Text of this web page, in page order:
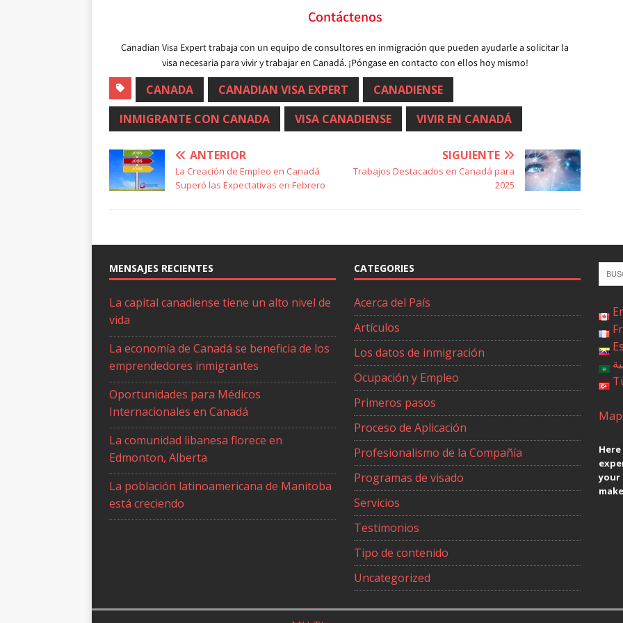
Contáctenos
Canadian Visa Expert trabaja con un equipo de consultores en inmigración que pueden ayudarle a solicitar la
visa necesaria para vivir y trabajar en Canadá. ¡Póngase en contacto con ellos hoy mismo!
CANADA CANADIAN VISA EXPERT
CANADIENSE
INMIGRANTE CON CANADA
VISA CANADIENSE VIVIR EN CANADÁ
ANTERIOR
La Creación de Empleo en Canadá
Superó las Expectativas en Febrero
SIGUIENTE
Trabajos Destacados en Canadá para
2025
MENSAJES RECIENTES
La capital canadiense tiene un alto nivel de
vida
La economía de Canadá se beneficia de los
emprendedores inmigrantes
Oportunidades para Médicos
Internacionales en Canadá
La comunidad libanesa florece en
Edmonton, Alberta
La población latinoamericana de Manitoba
está creciendo
CATEGORIES
Acerca del País
Artículos
Los datos de inmigración
Ocupación y Empleo
Primeros pasos
Proceso de Aplicación
Profesionalismo de la Compañía
Programas de visado
Servicios
Testimonios
Tipo de contenido
Uncategorized
your